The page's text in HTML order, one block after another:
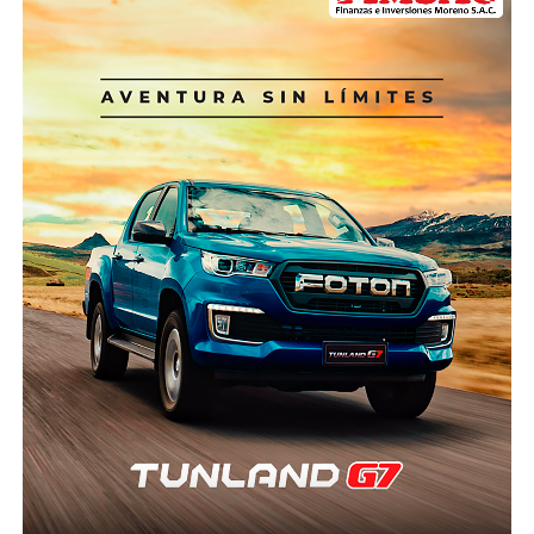
preparada y otra improvisada. Los Alpes europeos
ofrecen quizá el mejor ejemplo. Suiza, Francia e Italia
cuentan con helicópteros especialmente diseñados
para operaciones de alta montaña, pilotos
certificados para vuelos extremos, centros
permanentes de coordinación, sistemas de
comunicación satelital y protocolos que permiten
iniciar un rescate en cuestión de minutos.
Nepal, pese a tener una geografía incluso más
compleja que la peruana, desarrolló un sistema
donde el Estado, las empresas privadas, las
aseguradoras y las organizaciones de rescate
trabajan de manera articulada. La tecnología satelital,
la evacuación mediante sistemas “longline” y los
seguros obligatorios forman parte del modelo
operativo.
¿Por qué Áncash no puede aspirar a algo semejante?
la atención de emergencias por desastres. Este
resultado representa un avance conjunto de apenas
13%, según cifras del Ministerio de Economía y
Finanzas (MEF) consignadas por ComexPerú.
Estos recursos son destinados a reducir la
vulnerabilidad de la población frente a desastres
naturales, como aquellos causados por la presencia
de condiciones del Fenómeno El Niño (FEN),
mediante obras y acciones de prevención. Una
proporción importante de estos recursos se asigna a
los Gobiernos subnacionales (regionales y
municipalidades), que en los últimos años han
ganado una mayor participación en este tipo de
inversiones.
En 2025, la inversión pública para este fin ascendió a
S/ 778 millones, de los cuales S/ 347 millones (45% del
total) se asignaron a las municipalidades. “Resulta